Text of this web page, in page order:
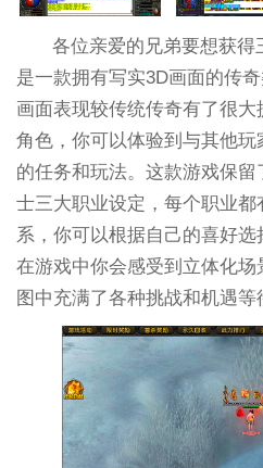
各位亲爱的兄弟要想获
是一款拥有写实3D画面的传
画面表现较传统传奇有了很
角色，你可以体验到与其他
的任务和玩法。这款游戏保
士三大职业设定，每个职业
系，你可以根据自己的喜好选
在游戏中你会感受到立体化
图中充满了各种挑战和机遇等